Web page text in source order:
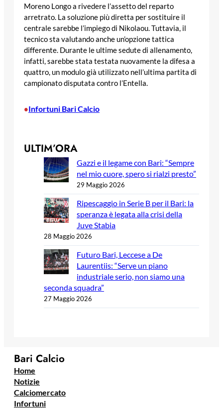
Moreno Longo a rivedere l’assetto del reparto
arretrato. La soluzione più diretta per sostituire il
centrale sarebbe l’impiego di Nikolaou. Tuttavia, il
tecnico sta valutando anche un’opzione tattica
differente. Durante le ultime sedute di allenamento,
infatti, sarebbe stata testata nuovamente la difesa a
quattro, un modulo già utilizzato nell’ultima partita di
campionato disputata contro l’Entella.
•Infortuni Bari Calcio
ULTIM’ORA
Gazzi e il legame con Bari: “Sempre
nel mio cuore, spero si rialzi presto”
29 Maggio 2026
Ripescaggio in Serie B per il Bari: la
speranza è legata alla crisi della
Juve Stabia
28 Maggio 2026
Futuro Bari, Leccese a De
Laurentiis: “Serve un piano
industriale serio, non siamo una
seconda squadra”
27 Maggio 2026
Bari Calcio
Home
Notizie
Calciomercato
Infortuni